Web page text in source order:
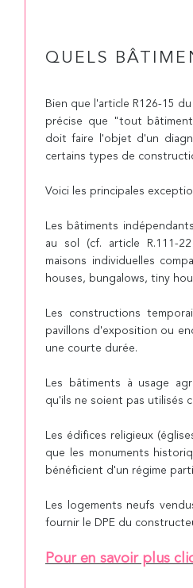
QUELS
Bien que l'article R126-15
précise que "tout
doit faire l'objet d'un
certains types de
Voici les principales
Les bâtiments
au sol (cf. article R.111-
maisons individuelles
houses, bungalows, tiny
Les constructions
pavillons d'exposition ou
une courte durée.
Les bâtiments à usage
qu'ils ne soient pas utilisés
Les édifices religieux
que les monuments
bénéficient d'un régime
Les logements neufs
fournir le DPE du
Pour en savoir plus